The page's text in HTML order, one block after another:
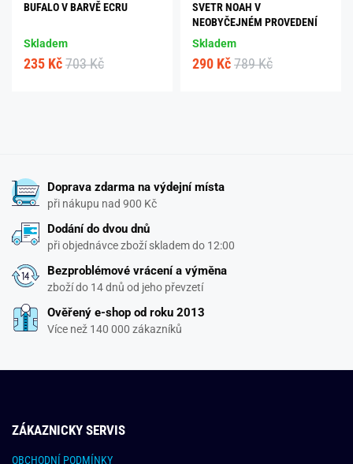
BUFALO V BARVĚ ECRU
Skladem
235 Kč 703 Kč
SVETR NOAH V
NEOBYČEJNÉM PROVEDENÍ
Skladem
290 Kč 789 Kč
Doprava zdarma na výdejní místa
při nákupu nad 900 Kč
Dodání do dvou dnů
při objednávce zboží skladem do 12:00
Bezproblémové vrácení a výměna
zboží do 14 dnů od jeho převzetí
Ověřený e-shop od roku 2013
Více než 140 000 zákazníků
ZÁKAZNICKY SERVIS
OBCHODNÍ PODMÍNKY